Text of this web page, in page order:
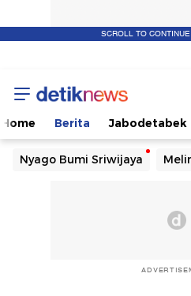
SCROLL TO
Home Berita Jabodetabek
Nyago Bumi Sriwijaya